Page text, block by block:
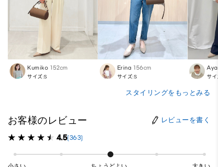
Kumiko 152cm
サイズ:S
Erina 156cm
サイズ:S サ
スタイリングをもっとみる
お客様のレビュー レビューを書く
4.5(363)